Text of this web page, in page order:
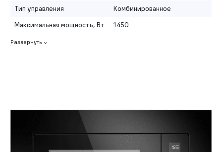
Тип управления
Комбинированное
Максимальная мощность, Вт
1450
Развернуть